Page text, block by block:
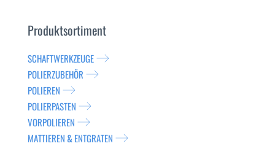
Produktsortiment
SCHAFTWERKZEUGE
POLIERZUBEHÖR
POLIEREN
POLIERPASTEN
VORPOLIEREN
MATTIEREN & ENTGRATEN